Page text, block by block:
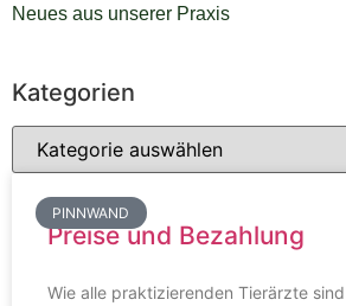
Neues aus unserer Praxis
Kategorien
PINNWAND
Preise und Bezahlung
Wie alle praktizierenden Tierärzte